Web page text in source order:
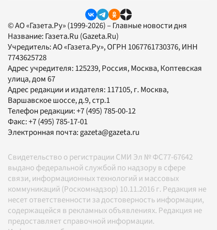
© АО «Газета.Ру» (1999-2026) – Главные новости дня
Название: Газета.Ru (Gazeta.Ru)
Учредитель:АО «Газета.Ру», ОГРН 1067761730376, ИНН
7743625728
Адрес учредителя: 125239, Россия, Москва, Коптевская
улица, дом 67
Адрес редакции и издателя: 117105, г. Москва,
Варшавское шоссе, д.9, стр.1
Телефон редакции:+7 (495) 785-00-12
Факс:+7 (495) 785-17-01
Электронная почта: gazeta@gazeta.ru
Свидетельство о регистрации СМИ Эл № ФС77-67642
выдано федеральной службой по надзору в сфере
связи, информационных технологий и массовых
коммуникаций (Роскомнадзор) 10.11.2016 г. Редакция не
несет ответственности за достоверность информации,
содержащейся в рекламных объявлениях. Редакция не
предоставляет справочной информации.